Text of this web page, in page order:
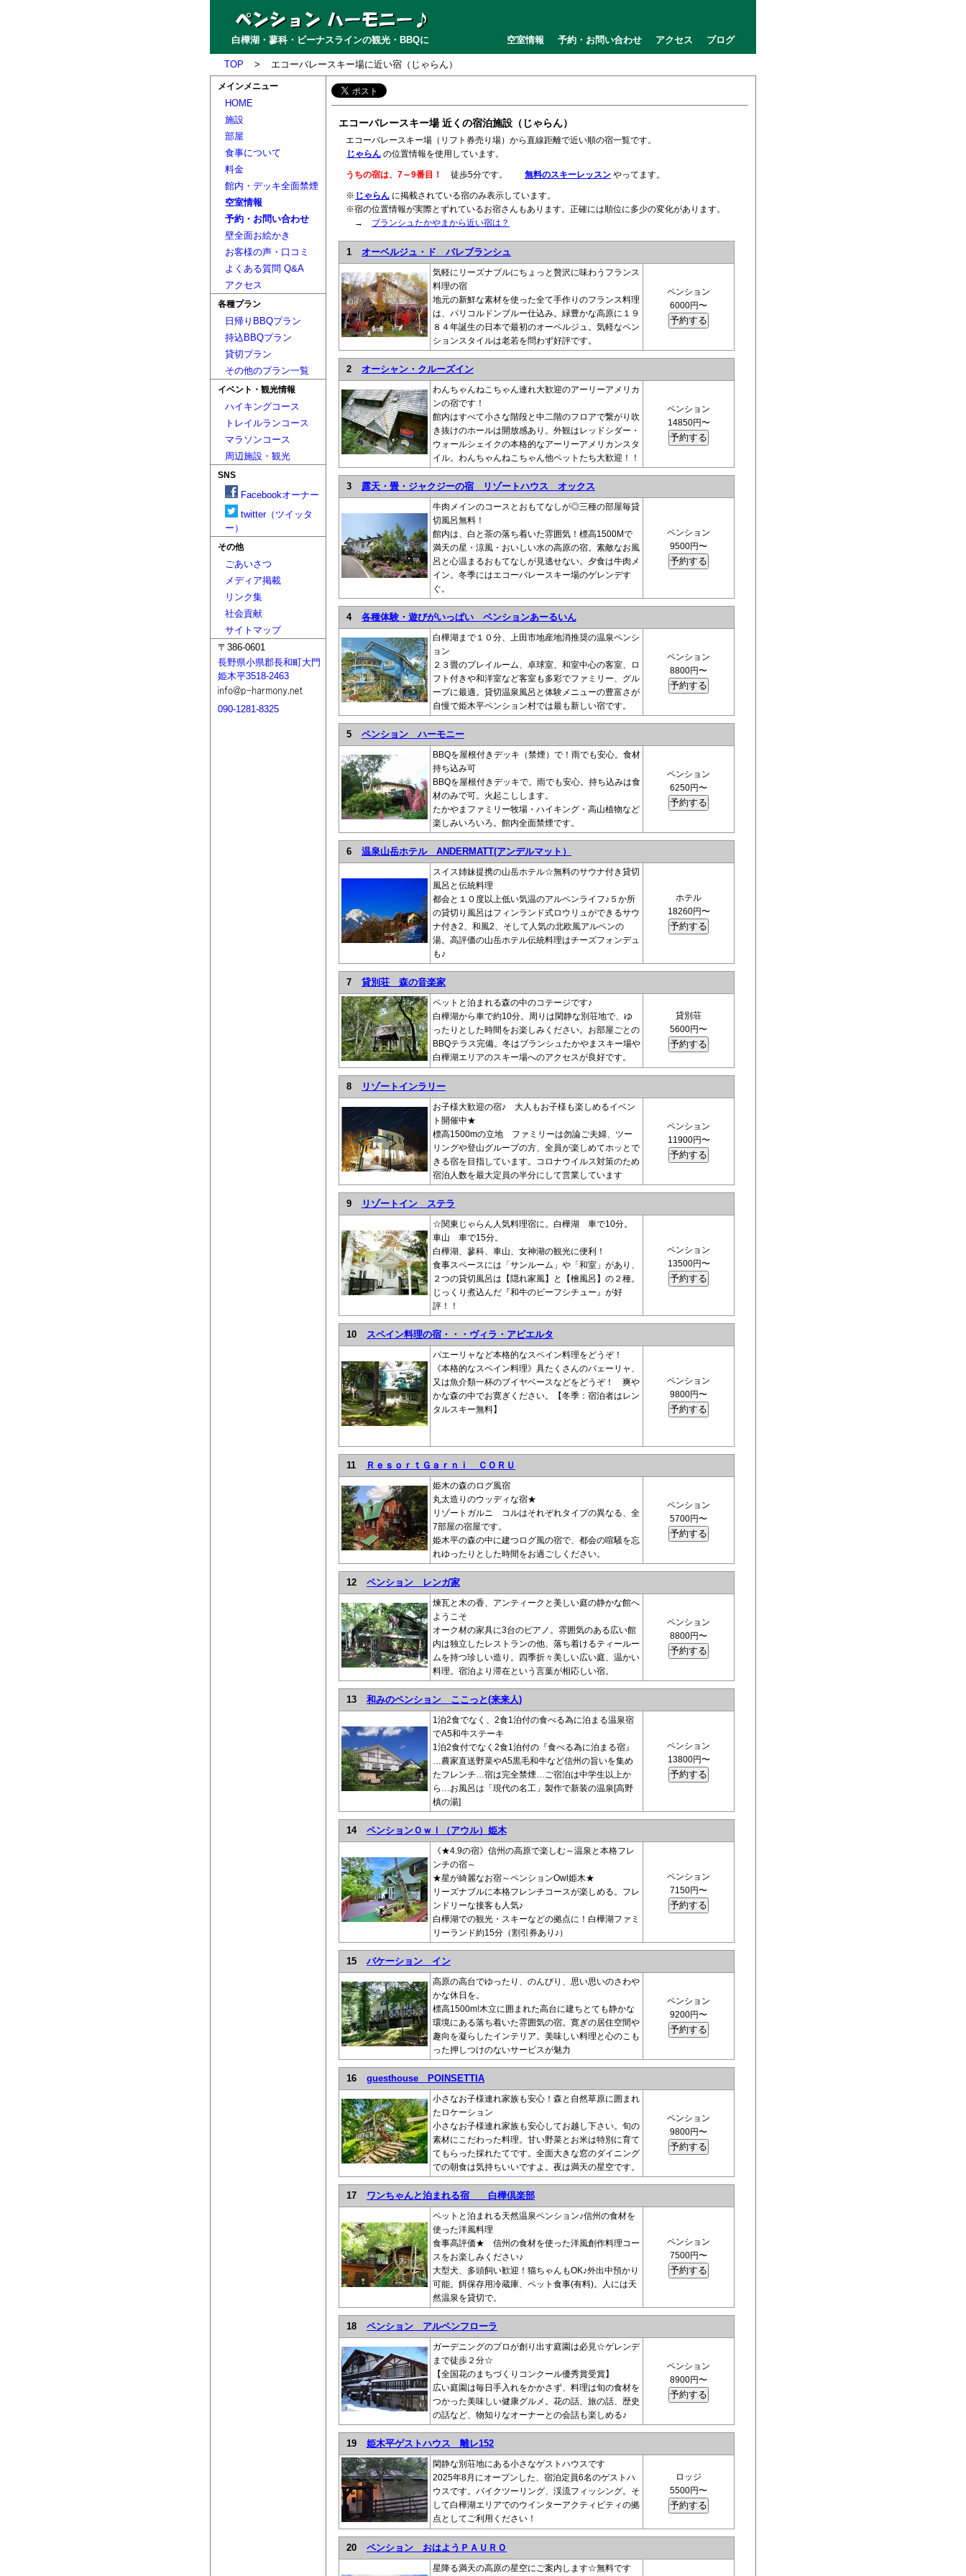
白樺湖・蓼科・ビーナスラインの観光・BBQに 空室情報 予約・お問い合わせ アクセス ブログ
TOP > エコーバレースキー場に近い宿（じゃらん）
エコーバレースキー場 近くの宿泊施設（じゃらん）
エコーバレースキー場（リフト券売り場）から直線距離で近い順の宿一覧です。
じゃらん の位置情報を使用しています。
うちの宿は、7～9番目！ 徒歩5分です。 無料のスキーレッスン やってます。
※ じゃらん に掲載されている宿のみ表示しています。
※宿の位置情報が実際とずれているお宿さんもあります。正確には順位に多少の変化があります。
→ ブランシュたかやまから近い宿は？
1 オーベルジュ・ド バレブランシュ
気軽にリーズナブルにちょっと贅沢に味わうフランス
料理の宿
地元の新鮮な素材を使った全て手作りのフランス料理
は、パリコルドンブルー仕込み。緑豊かな高原に１９
８４年誕生の日本で最初のオーベルジュ。気軽なペン
ションスタイルは老若を問わず好評です。
ペンション
6000円〜
2 オーシャン・クルーズイン
わんちゃんねこちゃん連れ大歓迎のアーリーアメリカ
ンの宿です！
館内はすべて小さな階段と中二階のフロアで繋がり吹
き抜けのホールは開放感あり。外観はレッドシダー・
ウォールシェイクの本格的なアーリーアメリカンスタ
イル。わんちゃんねこちゃん他ペットたち大歓迎！！
ペンション
14850円〜
3 露天・畳・ジャクジーの宿 リゾートハウス オックス
牛肉メインのコースとおもてなしが◎三種の部屋毎貸
切風呂無料！
館内は、白と茶の落ち着いた雰囲気！標高1500Mで
満天の星・涼風・おいしい水の高原の宿。素敵なお風
呂と心温まるおもてなしが見逃せない。夕食は牛肉メ
イン。冬季にはエコーバレースキー場のゲレンデす
ぐ。
ペンション
9500円〜
4 各種体験・遊びがいっぱい ペンションあーるいん
白樺湖まで１０分、上田市地産地消推奨の温泉ペンシ
ョン
２３畳のプレイルーム、卓球室、和室中心の客室、ロ
フト付きや和洋室など客室も多彩でファミリー、グル
ープに最適。貸切温泉風呂と体験メニューの豊富さが
自慢で姫木平ペンション村では最も新しい宿です。
ペンション
8800円〜
5 ペンション ハーモニー
BBQを屋根付きデッキ（禁煙）で！雨でも安心。食材
持ち込み可
BBQを屋根付きデッキで。雨でも安心。持ち込みは食
材のみで可。火起こしします。
たかやまファミリー牧場・ハイキング・高山植物など
楽しみいろいろ。館内全面禁煙です。
ペンション
6250円〜
6 温泉山岳ホテル ANDERMATT(アンデルマット）
スイス姉妹提携の山岳ホテル☆無料のサウナ付き貸切
風呂と伝統料理
都会と１０度以上低い気温のアルペンライフ♪５か所
の貸切り風呂はフィンランド式ロウリュができるサウ
ナ付き2、和風2、そして人気の北欧風アルペンの
湯。高評価の山岳ホテル伝統料理はチーズフォンデュ
も♪
ホテル
18260円〜
7 貸別荘 森の音楽家
ペットと泊まれる森の中のコテージです♪
白樺湖から車で約10分。周りは閑静な別荘地で、ゆ
ったりとした時間をお楽しみください。お部屋ごとの
BBQテラス完備。冬はブランシュたかやまスキー場や
白樺湖エリアのスキー場へのアクセスが良好です。
貸別荘
5600円〜
8 リゾートインラリー
お子様大歓迎の宿♪ 大人もお子様も楽しめるイベン
ト開催中★
標高1500mの立地 ファミリーは勿論ご夫婦、ツー
リングや登山グループの方、全員が楽しめてホッとで
きる宿を目指しています。コロナウイルス対策のため
宿泊人数を最大定員の半分にして営業しています
ペンション
11900円〜
9 リゾートイン ステラ
☆関東じゃらん人気料理宿に。白樺湖 車で10分。
車山 車で15分。
白樺湖、蓼科、車山、女神湖の観光に便利！
食事スペースには「サンルーム」や「和室」があり、
２つの貸切風呂は【隠れ家風】と【檜風呂】の２種。
じっくり煮込んだ『和牛のビーフシチュー』が好
評！！
ペンション
13500円〜
10 スペイン料理の宿・・・ヴィラ・アビエルタ
パエーリャなど本格的なスペイン料理をどうぞ！
《本格的なスペイン料理》具たくさんのパェーリャ、
又は魚介類一杯のブイヤベースなどをどうぞ！ 爽や
かな森の中でお寛ぎください。【冬季：宿泊者はレン
タルスキー無料】
ペンション
9800円〜
11 ＲｅｓｏｒｔＧａｒｎｉ ＣＯＲＵ
姫木の森のログ風宿
丸太造りのウッディな宿★
リゾートガルニ コルはそれぞれタイプの異なる、全
7部屋の宿屋です。
姫木平の森の中に建つログ風の宿で、都会の喧騒を忘
れゆったりとした時間をお過ごしください。
ペンション
5700円〜
12 ペンション レンガ家
煉瓦と木の香、アンティークと美しい庭の静かな館へ
ようこそ
オーク材の家具に3台のピアノ。雰囲気のある広い館
内は独立したレストランの他、落ち着けるティールー
ムを持つ珍しい造り。四季折々美しい広い庭、温かい
料理。宿泊より滞在という言葉が相応しい宿。
ペンション
8800円〜
13 和みのペンション ここっと(来来人)
1泊2食でなく、2食1泊付の食べる為に泊まる温泉宿
でA5和牛ステーキ
1泊2食付でなく2食1泊付の『食べる為に泊まる宿』
…農家直送野菜やA5黒毛和牛など信州の旨いを集め
たフレンチ…宿は完全禁煙…ご宿泊は中学生以上か
ら…お風呂は「現代の名工」製作で新装の温泉[高野
槙の湯]
ペンション
13800円〜
14 ペンションＯｗｌ（アウル）姫木
《★4.9の宿》信州の高原で楽しむ～温泉と本格フレ
ンチの宿～
★星が綺麗なお宿～ペンションOwl姫木★
リーズナブルに本格フレンチコースが楽しめる。フレ
ンドリーな接客も人気♪
白樺湖での観光・スキーなどの拠点に！白樺湖ファミ
リーランド約15分（割引券あり♪）
ペンション
7150円〜
15 バケーション イン
高原の高台でゆったり、のんびり、思い思いのさわや
かな休日を。
標高1500m!木立に囲まれた高台に建ちとても静かな
環境にある落ち着いた雰囲気の宿。寛ぎの居住空間や
趣向を凝らしたインテリア。美味しい料理と心のこも
った押しつけのないサービスが魅力
ペンション
9200円〜
16 guesthouse POINSETTIA
小さなお子様連れ家族も安心！森と自然草原に囲まれ
たロケーション
小さなお子様連れ家族も安心してお越し下さい。旬の
素材にこだわった料理。甘い野菜とお米は特別に育て
てもらった採れたてです。全面大きな窓のダイニング
での朝食は気持ちいいですよ。夜は満天の星空です。
ペンション
9800円〜
17 ワンちゃんと泊まれる宿 白樺倶楽部
ペットと泊まれる天然温泉ペンション♪信州の食材を
使った洋風料理
食事高評価★ 信州の食材を使った洋風創作料理コー
スをお楽しみください♪
大型犬、多頭飼い歓迎！猫ちゃんもOK♪外出中預かり
可能。餌保存用冷蔵庫、ペット食事(有料)。人には天
然温泉を貸切で。
ペンション
7500円〜
18 ペンション アルペンフローラ
ガーデニングのプロが創り出す庭園は必見☆ゲレンデ
まで徒歩２分☆
【全国花のまちづくりコンクール優秀賞受賞】
広い庭園は毎日手入れをかかさず、料理は旬の食材を
つかった美味しい健康グルメ。花の話、旅の話、歴史
の話など、物知りなオーナーとの会話も楽しめる♪
ペンション
8900円〜
19 姫木平ゲストハウス 離レ152
閑静な別荘地にある小さなゲストハウスです
2025年8月にオープンした、宿泊定員6名のゲストハ
ウスです。バイクツーリング、渓流フィッシング。そ
して白樺湖エリアでのウインターアクティビティの拠
点としてご利用ください！
ロッジ
5500円〜
20 ペンション おはようＰＡＵＲＯ
星降る満天の高原の星空にご案内します☆無料です
メインメニュー
HOME
施設
部屋
食事について
料金
館内・デッキ全面禁煙
空室情報
予約・お問い合わせ
壁全面お絵かき
お客様の声・口コミ
よくある質問 Q&A
アクセス
各種プラン
日帰りBBQプラン
持込BBQプラン
貸切プラン
その他のプラン一覧
イベント・観光情報
ハイキングコース
トレイルランコース
マラソンコース
周辺施設・観光
SNS
Facebookオーナー
twitter（ツイッタ
ー）
その他
ごあいさつ
メディア掲載
リンク集
社会貢献
サイトマップ
〒386-0601
長野県小県郡長和町大門
姫木平3518-2463
090-1281-8325